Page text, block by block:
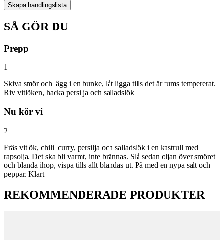
Skapa handlingslista
SÅ GÖR DU
Prepp
1
Skiva smör och lägg i en bunke, låt ligga tills det är rums tempererat.
Riv vitlöken, hacka persilja och salladslök
Nu kör vi
2
Fräs vitlök, chili, curry, persilja och salladslök i en kastrull med
rapsolja. Det ska bli varmt, inte brännas. Slå sedan oljan över smöret
och blanda ihop, vispa tills allt blandas ut. På med en nypa salt och
peppar. Klart
REKOMMENDERADE PRODUKTER